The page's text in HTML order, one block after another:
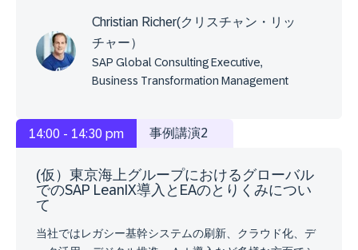
Christian Richer(クリスチャン・リッ
チャー）
SAP Global Consulting Executive,
Business Transformation Management
14:00 - 14:30 pm 事例講演2
(仮）東京海上グループにおけるグローバル
でのSAP LeanIX導入とEAのとりくみについ
て
当社ではレガシー基幹システムの刷新、クラウド化、デ